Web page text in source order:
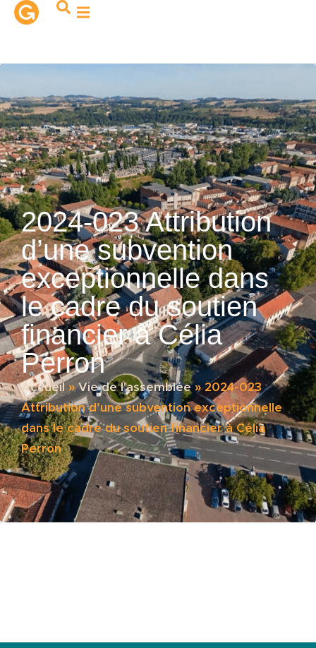
principal
2024-023 Attribution
d’une subvention
exceptionnelle dans
le cadre du soutien
financier à Célia
Perron
Accueil »Vie de l'assemblée»2024-023
Attribution d’une subvention exceptionnelle
dans le cadre du soutien financier à Célia
Perron